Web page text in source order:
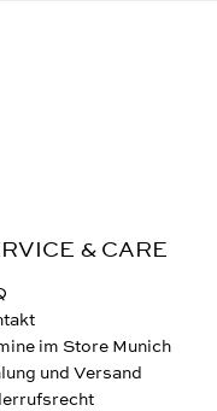
& CARE
im Store Munich
und Versand